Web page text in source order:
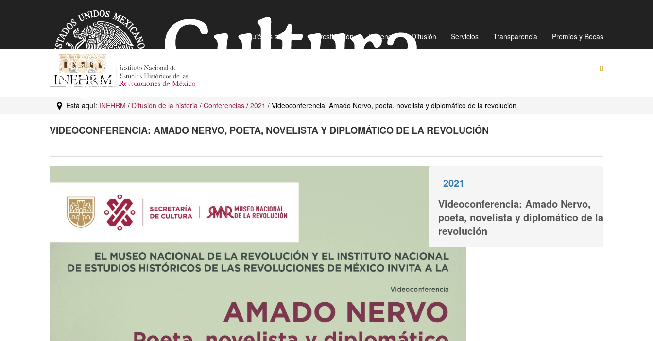
¿Quiénes somos? Investigación Docencia Difusión Servicios Transparencia Premios y Becas
Mapa de sitio Directorio Preguntas Frecuentes
Está aquí: INEHRM / Difusión de la historia / Conferencias / 2021 / Videoconferencia: Amado Nervo, poeta, novelista y diplomático de la revolución
VIDEOCONFERENCIA: AMADO NERVO, POETA, NOVELISTA Y DIPLOMÁTICO DE LA REVOLUCIÓN
2021
Videoconferencia: Amado Nervo,
poeta, novelista y diplomático de la
revolución